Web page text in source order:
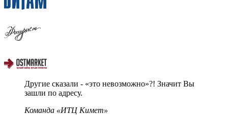
Другие сказали - «это невозможно»?! Значит Вы
зашли по адресу.
Команда «ИТЦ Кимет»